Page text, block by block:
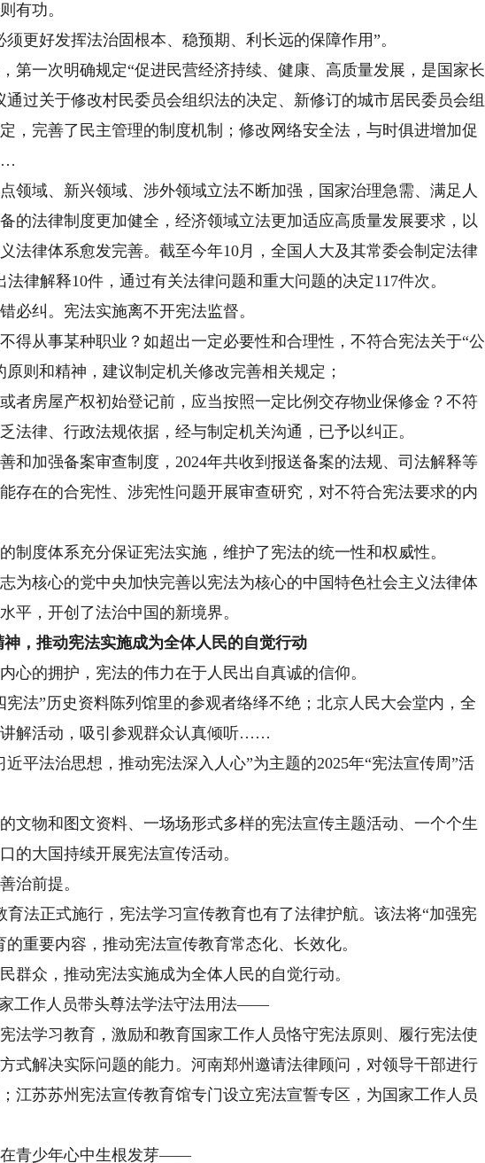
有功。
好发挥法治固根本、稳预期、利长远的保障作用”。
一次明确规定“促进民营经济持续、健康、高质量发展，是国家长
过关于修改村民委员会组织法的决定、新修订的城市居民委员会组
，完善了民主管理的制度机制；修改网络安全法，与时俱进增加促
域、新兴领域、涉外领域立法不断加强，国家治理急需、满足人
的法律制度更加健全，经济领域立法更加适应高质量发展要求，以
法律体系愈发完善。截至今年10月，全国人大及其常委会制定法律
律解释10件，通过有关法律问题和重大问题的决定117件次。
纠。宪法实施离不开宪法监督。
从事某种职业？如超出一定必要性和合理性，不符合宪法关于“公
则和精神，建议制定机关修改完善相关规定；
房屋产权初始登记前，应当按照一定比例交存物业保修金？不符
法律、行政法规依据，经与制定机关沟通，已予以纠正。
加强备案审查制度，2024年共收到报送备案的法规、司法解释等
存在的合宪性、涉宪性问题开展审查研究，对不符合宪法要求的内
度体系充分保证宪法实施，维护了宪法的统一性和权威性。
核心的党中央加快完善以宪法为核心的中国特色社会主义法律体
平，开创了法治中国的新境界。
，推动宪法实施成为全体人民的自觉行动
的拥护，宪法的伟力在于人民出自真诚的信仰。
”历史资料陈列馆里的参观者络绎不绝；北京人民大会堂内，全
解活动，吸引参观群众认真倾听……
法治思想，推动宪法深入人心”为主题的2025年“宪法宣传周”活
物和图文资料、一场场形式多样的宪法宣传主题活动、一个个生
的大国持续开展宪法宣传活动。
前提。
法正式施行，宪法学习宣传教育也有了法律护航。该法将“加强宪
重要内容，推动宪法宣传教育常态化、长效化。
众，推动宪法实施成为全体人民的自觉行动。
工作人员带头尊法学法守法用法——
学习教育，激励和教育国家工作人员恪守宪法原则、履行宪法使
式解决实际问题的能力。河南郑州邀请法律顾问，对领导干部进行
江苏苏州宪法宣传教育馆专门设立宪法宣誓专区，为国家工作人员
青少年心中生根发芽——